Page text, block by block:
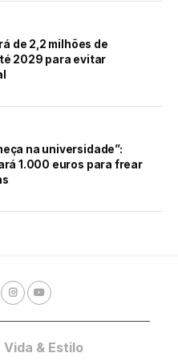
de 2,2 milhões de
2029 para evitar
na universidade”:
1.000 euros para frear
Vida & Estilo